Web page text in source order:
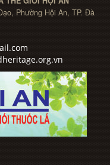
Phường Hội An, TP. Đà